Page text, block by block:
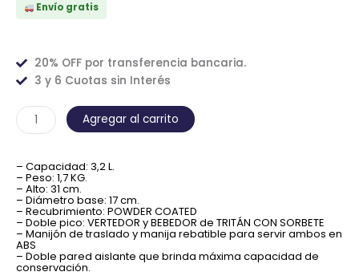
Envío gratis
20% OFF por transferencia bancaria.
3 y 6 Cuotas sin Interés
BIDÓN
ACONCAGUA
Lts
Outdoor
cantidad
Agregar al carrito
– Capacidad: 3,2 L.
– Peso: 1,7 KG.
– Alto: 31 cm.
– Diámetro base: 17 cm.
– Recubrimiento: POWDER COATED
– Doble pico: VERTEDOR y BEBEDOR de TRITÁN CON SORBETE
– Manijón de traslado y manija rebatible para servir ambos en
ABS
– Doble pared aislante que brinda máxima capacidad de
conservación.